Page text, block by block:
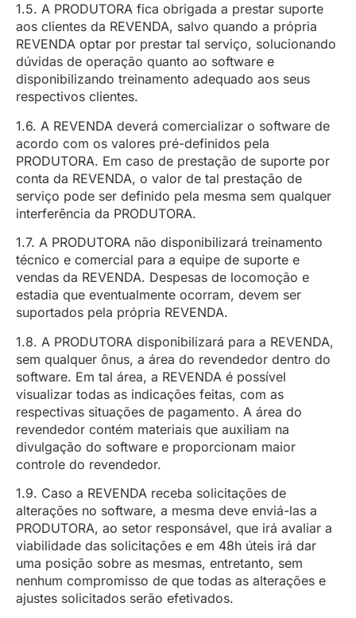
1.5. A PRODUTORA fica obrigada a prestar suporte
aos clientes da REVENDA, salvo quando a própria
REVENDA optar por prestar tal serviço, solucionando
dúvidas de operação quanto ao software e
disponibilizando treinamento adequado aos seus
respectivos clientes.
1.6. A REVENDA deverá comercializar o software de
acordo com os valores pré-definidos pela
PRODUTORA. Em caso de prestação de suporte por
conta da REVENDA, o valor de tal prestação de
serviço pode ser definido pela mesma sem qualquer
interferência da PRODUTORA.
1.7. A PRODUTORA não disponibilizará treinamento
técnico e comercial para a equipe de suporte e
vendas da REVENDA. Despesas de locomoção e
estadia que eventualmente ocorram, devem ser
suportados pela própria REVENDA.
1.8. A PRODUTORA disponibilizará para a REVENDA,
sem qualquer ônus, a área do revendedor dentro do
software. Em tal área, a REVENDA é possível
visualizar todas as indicações feitas, com as
respectivas situações de pagamento. A área do
revendedor contém materiais que auxiliam na
divulgação do software e proporcionam maior
controle do revendedor.
1.9. Caso a REVENDA receba solicitações de
alterações no software, a mesma deve enviá-las a
PRODUTORA, ao setor responsável, que irá avaliar a
viabilidade das solicitações e em 48h úteis irá dar
uma posição sobre as mesmas, entretanto, sem
nenhum compromisso de que todas as alterações e
ajustes solicitados serão efetivados.